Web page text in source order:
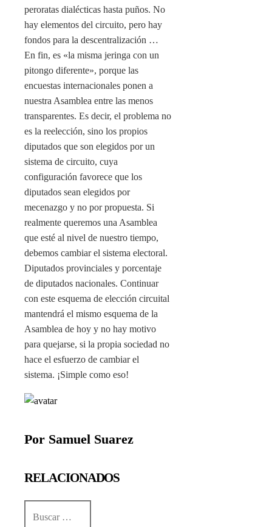
peroratas dialécticas hasta puños. No
hay elementos del circuito, pero hay
fondos para la descentralización …
En fin, es «la misma jeringa con un
pitongo diferente», porque las
encuestas internacionales ponen a
nuestra Asamblea entre las menos
transparentes. Es decir, el problema no
es la reelección, sino los propios
diputados que son elegidos por un
sistema de circuito, cuya
configuración favorece que los
diputados sean elegidos por
mecenazgo y no por propuesta. Si
realmente queremos una Asamblea
que esté al nivel de nuestro tiempo,
debemos cambiar el sistema electoral.
Diputados provinciales y porcentaje
de diputados nacionales. Continuar
con este esquema de elección circuital
mantendrá el mismo esquema de la
Asamblea de hoy y no hay motivo
para quejarse, si la propia sociedad no
hace el esfuerzo de cambiar el
sistema. ¡Simple como eso!
Por Samuel Suarez
RELACIONADOS